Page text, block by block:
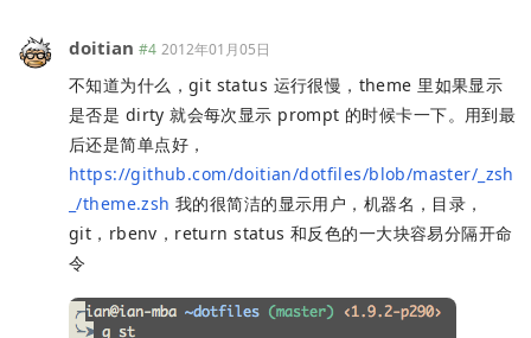
doitian #4 2012年01月05日
不知道为什么，git status 运行很慢，theme 里如果显示
是否是 dirty 就会每次显示 prompt 的时候卡一下。用到最
后还是简单点好，
https://github.com/doitian/dotfiles/blob/master/_zsh
_/theme.zsh 我的很简洁的显示用户，机器名，目录，
git，rbenv，return status 和反色的一大块容易分隔开命
令